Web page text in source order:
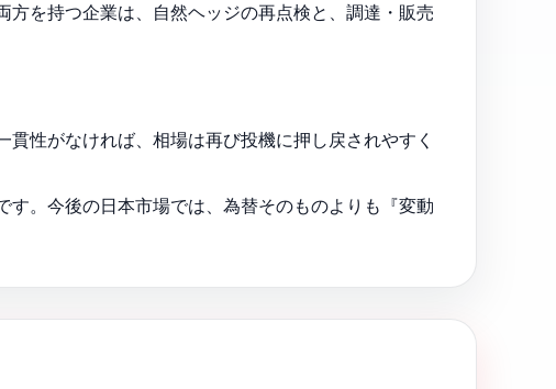
を持つ企業は、自然ヘッジの再点検と、調達・販売
性がなければ、相場は再び投機に押し戻されやすく
。今後の日本市場では、為替そのものよりも『変動